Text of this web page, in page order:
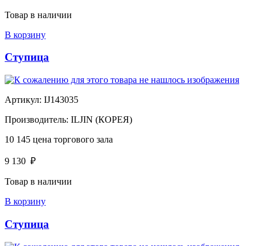
Товар в наличии
В корзину
Ступица
Артикул: IJ143035
Производитель: ILJIN (КОРЕЯ)
10 145 цена торгового зала
9 130 ₽
Товар в наличии
В корзину
Ступица